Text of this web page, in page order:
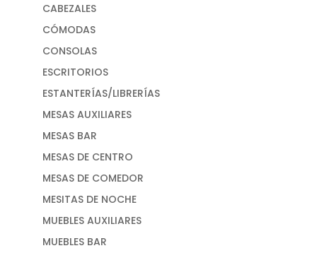
CABEZALES
CÓMODAS
CONSOLAS
ESCRITORIOS
ESTANTERÍAS/LIBRERÍAS
MESAS AUXILIARES
MESAS BAR
MESAS DE CENTRO
MESAS DE COMEDOR
MESITAS DE NOCHE
MUEBLES AUXILIARES
MUEBLES BAR